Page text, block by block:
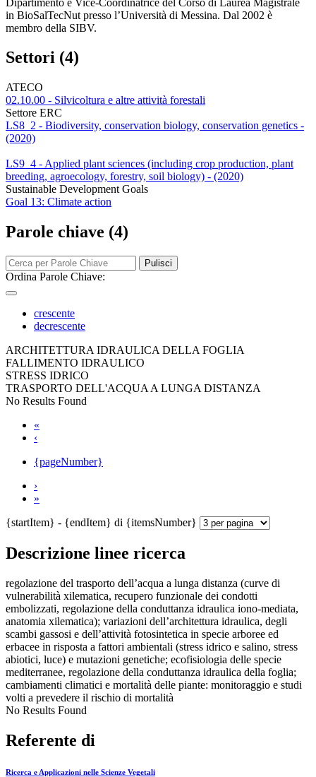
in BioSalTecNut presso l’Università di Messina. Dal 2002 è
membro della SIBV.
Settori (4)
ATECO
02.10.00 - Silvicoltura e altre attività forestali
Settore ERC
LS8_2 - Biodiversity, conservation biology, conservation genetics -
(2020)
LS9_4 - Applied plant sciences (including crop production, plant
breeding, agroecology, forestry, soil biology) - (2020)
Sustainable Development Goals
Goal 13: Climate action
Parole chiave (4)
Pulisci
Ordina Parole Chiave:
crescente
decrescente
ARCHITETTURA IDRAULICA DELLA FOGLIA
FALLIMENTO IDRAULICO
STRESS IDRICO
TRASPORTO DELL'ACQUA A LUNGA DISTANZA
No Results Found
«
‹
{pageNumber}
›
»
{startItem} - {endItem} di {itemsNumber}
Descrizione linee ricerca
regolazione del trasporto dell’acqua a lunga distanza (curve di
vulnerabilità xilematica, recupero funzionale dei condotti
embolizzati, regolazione della conduttanza idraulica iono-mediata,
anatomia xilematica); variazioni dell’architettura idraulica, degli
scambi gassosi e dell’attività fotosintetica in specie arboree ed
erbacee in risposta a fattori ambientali (stress idrico e salino, stress
abiotici, luce) e mutazioni genetiche; ecofisiologia delle specie
mediterranee, regolazione della conduttanza idraulica della foglia;
cambiamenti climatici e mortalità delle piante: monitoraggio e studi
volti a prevedere il rischio di mortalità
No Results Found
Referente di
Ricerca e Applicazioni nelle Scienze Vegetali